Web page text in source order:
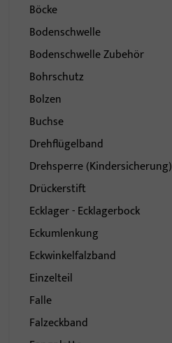
Böcke
Bodenschwelle
Bodenschwelle Zubehör
Bohrschutz
Bolzen
Buchse
Drehflügelband
Drehsperre (Kindersicherung)
Drückerstift
Ecklager - Ecklagerbock
Eckumlenkung
Eckwinkelfalzband
Einzelteil
Falle
Falzeckband